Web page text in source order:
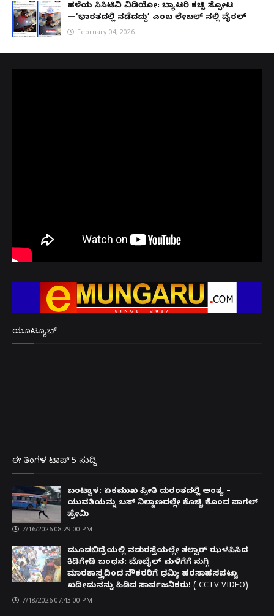
ಹಳೆಯ ಸಿಸಿಟಿವಿ ವಿಡಿಯೋ: ಬ್ಯಾಟರಿ ಕಚ್ಚಿ ಸ್ಫೋಟ
—‘ಭಾರತದಲ್ಲಿ ನಡೆದದ್ದು’ ಎಂಬ ಲೇಬಲ್ ನಲ್ಲಿ ವೈರಲ್
February 04, 2026
ಯೂಟ್ಯೂಬ್
ಈ ತಿಂಗಳ ಟಾಪ್ 5 ಸುದ್ದಿ
ಬಂಟ್ವಾಳ: ಏಕಮುಖ ಪ್ರೀತಿ ದುರಂತದಲ್ಲಿ ಅಂತ್ಯ –
ಯುವತಿಯನ್ನು ಬಸ್ ನಿಲ್ದಾಣದಲ್ಲೇ ಕೊಚ್ಚಿ ಕೊಂದ ಪಾಗಲ್
ಪ್ರೇಮಿ
7/16/2026 08:29:00 PM
ಮೂಡಬಿದ್ರೆಯಲ್ಲಿ ನಡುರಸ್ತೆಯಲ್ಲೇ ತಲ್ವಾರ್ ಝಳಪಿಸಿದ
ಕಿಡಿಗೇಡಿ ಬಂಧನ: ಮೊಬೈಲ್ ಮಳಿಗೆಗೆ ನುಗ್ಗಿ
ಮಾರಕಾಸ್ತ್ರದಿಂದ ನೌಕರರಿಗೆ ಧಮ್ಕಿ; ಹರಸಾಹಸಪಟ್ಟು
ಖದೀಮನನ್ನು ಹಿಡಿದ ಸಾರ್ವಜನಿಕರು! ( CCTV VIDEO)
7/18/2026 07:43:00 PM